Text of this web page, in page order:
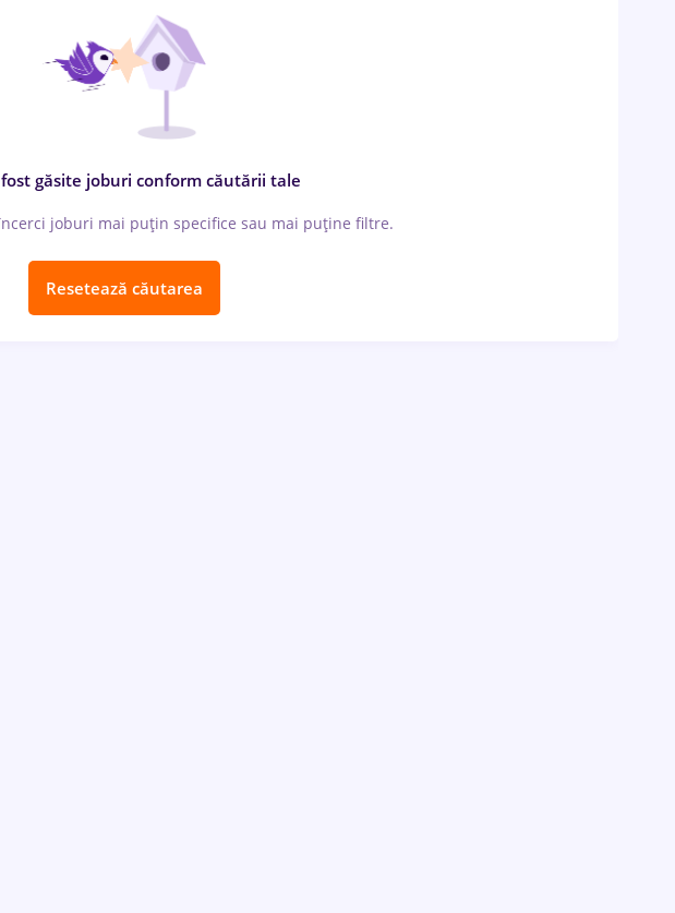
găsite joburi conform căutării tale
joburi mai puțin specifice sau mai puține filtre.
Resetează căutarea